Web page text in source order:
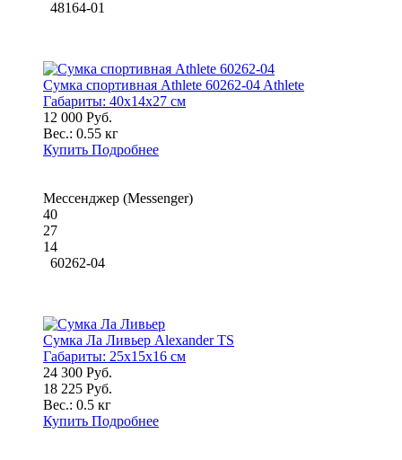
48164-01
Сумка спортивная Athlete 60262-04 Athlete
Габариты: 40x14x27 см
12 000 Руб.
Вес.: 0.55 кг
Купить Подробнее
Мессенджер (Messenger)
40
27
14
60262-04
Сумка Ла Ливьер Alexander TS
Габариты: 25x15x16 см
24 300 Руб.
18 225 Руб.
Вес.: 0.5 кг
Купить Подробнее